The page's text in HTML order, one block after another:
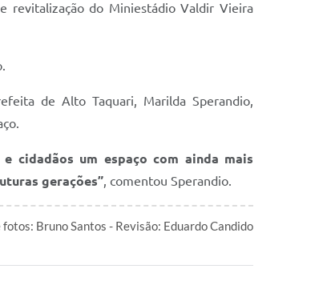
revitalização do Miniestádio Valdir Vieira
de Alto Taquari, Marilda Sperandio,
cidadãos um espaço com ainda mais
gerações”, comentou Sperandio.
Bruno Santos - Revisão: Eduardo Candido